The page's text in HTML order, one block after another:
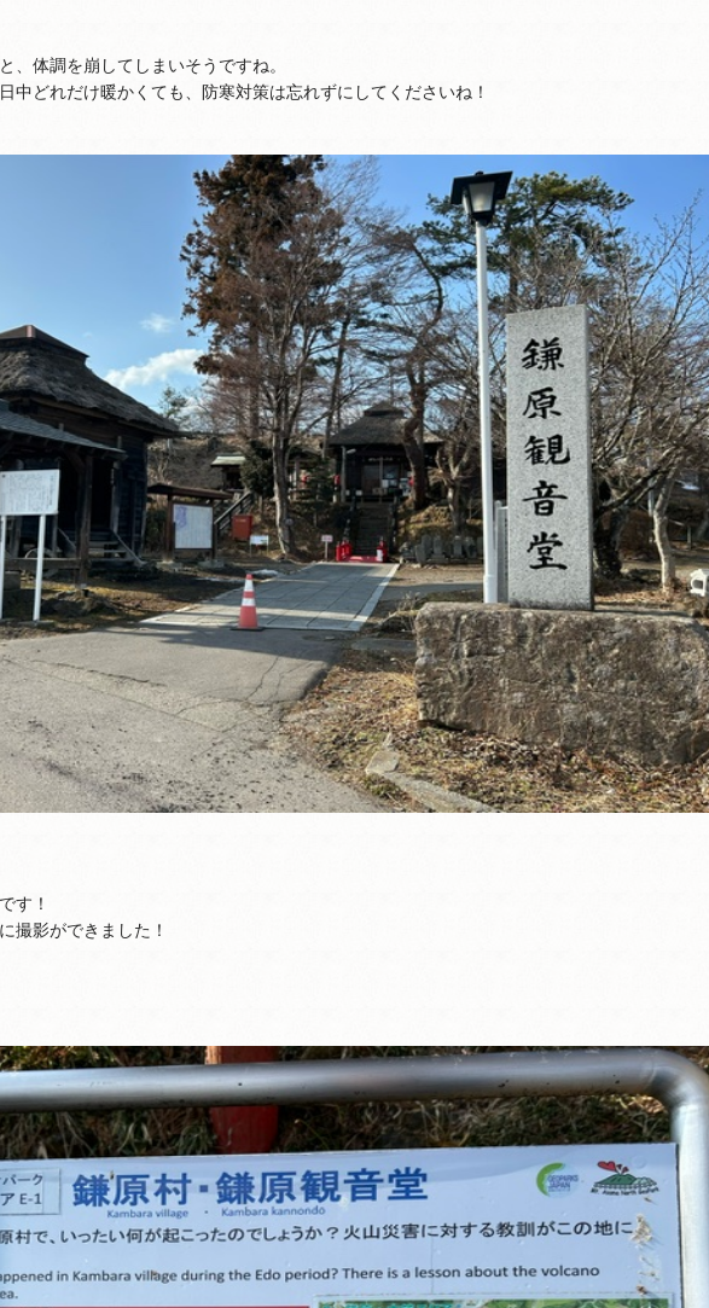
、体調を崩してしまいそうですね。
中どれだけ暖かくても、防寒対策は忘れずにしてくださいね！
す！
撮影ができました！